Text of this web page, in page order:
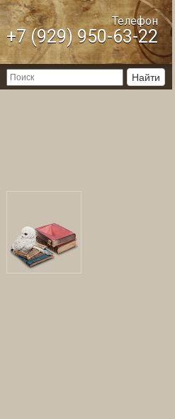
Телефон
+7 (929) 950-63-22